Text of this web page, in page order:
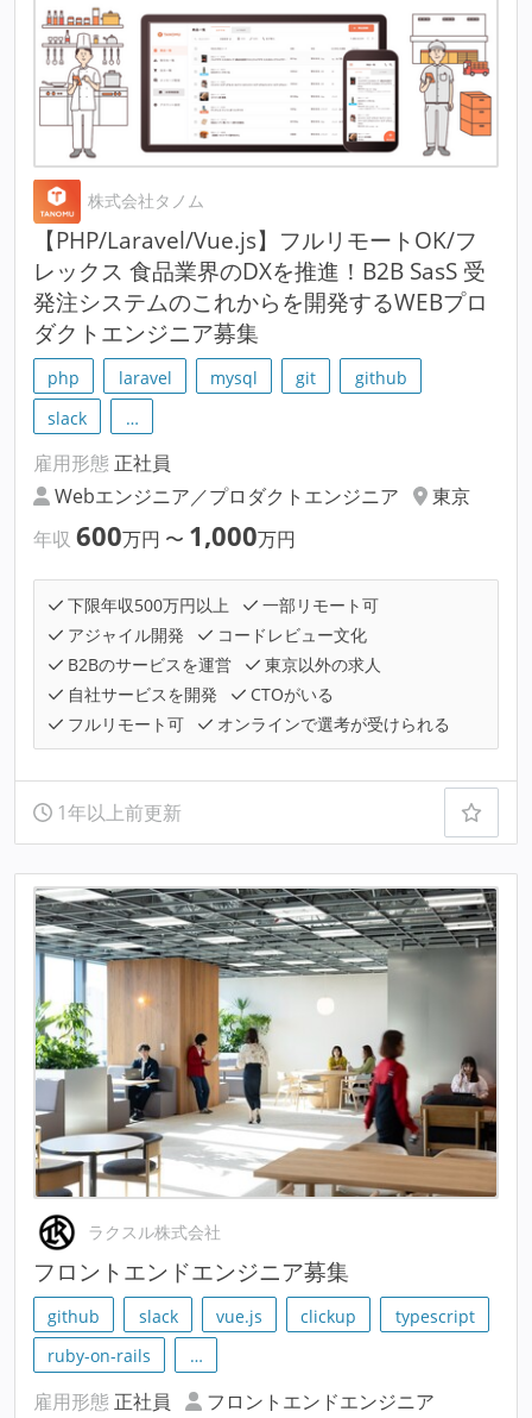
株式会社タノム
【PHP/Laravel/Vue.js】フルリモートOK/フ
レックス 食品業界のDXを推進！B2B SasS 受
発注システムのこれからを開発するWEBプロ
ダクトエンジニア募集
php laravel mysql git
github
slack
…
雇用形態 正社員
Webエンジニア／プロダクトエンジニア
東京
年収 600万円 〜 1,000万円
下限年収500万円以上
一部リモート可
アジャイル開発
コードレビュー文化
B2Bのサービスを運営
東京以外の求人
自社サービスを開発
CTOがいる
フルリモート可
オンラインで選考が受けられる
1年以上前更新
ラクスル株式会社
フロントエンドエンジニア募集
github slack vue.js clickup
typescript
ruby-on-rails
…
雇用形態 正社員
フロントエンドエンジニア